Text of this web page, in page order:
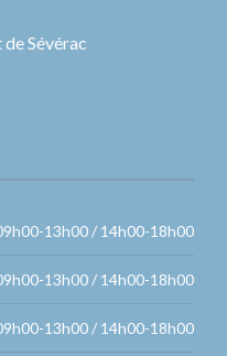
Sévérac
13h00 / 14h00-18h00
13h00 / 14h00-18h00
13h00 / 14h00-18h00